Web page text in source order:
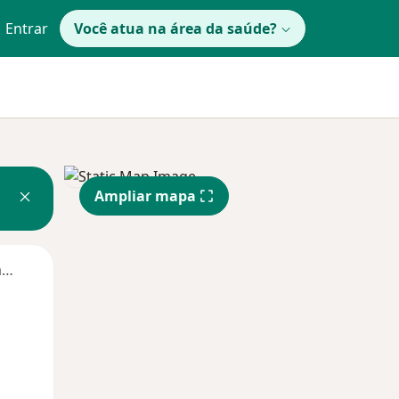
Entrar Você atua na área da saúde?
Segunda-feira
Ampliar mapa